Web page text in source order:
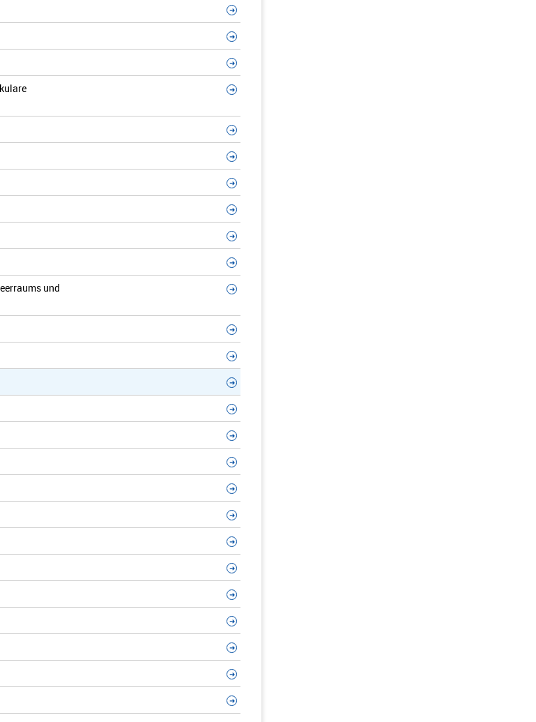
und